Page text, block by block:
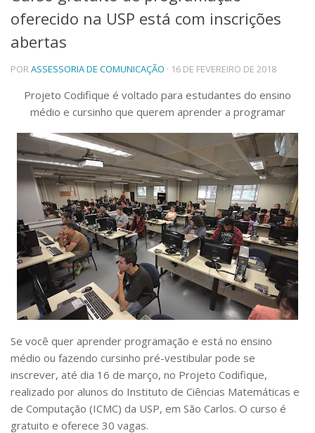
Telefones e Mapas
Pessoas
Ensino
Graduação
Educação a distância
Cursos de Extensão
Pesquisa e Inovação
Linhas de Pesquisa
Centros, Núcleos e Projetos em Rede
Pós-doutorado
Iniciação Científica
Transferência de Tecnologia
Empresas Juniores
Extensão à Comunidade
Projetos, Programas e Cursos
Artes, Cultura e Esportes
Museus e Espaços Interativos
Serviços
Bibliotecas
Apoio ao Estudante
Segurança, Trânsito e Prevenção
RH, Administrativo e Financeiro
Outros serviços
Comunicação
oferecido na USP está com inscrições
abertas
PORASSESSORIA DE COMUNICAÇÃO · 16 DE FEVEREIRO DE 2018
Projeto Codifique é voltado para estudantes do ensino
médio e cursinho que querem aprender a programar
Se você quer aprender programação e está no ensino
médio ou fazendo cursinho pré-vestibular pode se
inscrever, até dia 16 de março, no Projeto Codifique,
realizado por alunos do Instituto de Ciências Matemáticas e
de Computação (ICMC) da USP, em São Carlos. O curso é
gratuito e oferece 30 vagas.